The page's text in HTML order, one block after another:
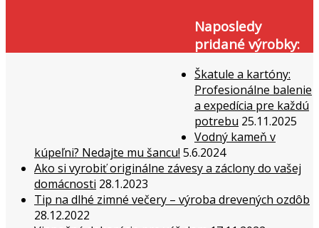
Naposledy
pridané výrobky:
Škatule a kartóny:
Profesionálne balenie
a expedícia pre každú
potrebu 25.11.2025
Vodný kameň v
kúpeľni? Nedajte mu šancu! 5.6.2024
Ako si vyrobiť originálne závesy a záclony do vašej
domácnosti 28.1.2023
Tip na dlhé zimné večery – výroba drevených ozdôb
28.12.2022